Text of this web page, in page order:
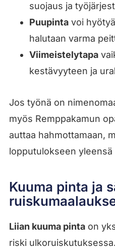
suojaus ja
Puupintavoi
halutaan varma
Viimeistelytapa
kestävyyteen ja
Jos työnä on
myös Remppakamun
auttaa hahmottamaan,
lopputulokseen yleensä
Kuuma pinta ja
Liian kuuma pintaon
riski